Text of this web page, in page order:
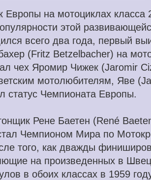
Европы на мотоциклах класса
этой
всего два года, первый
(Fritz Betzelbacher) на
чех Яромир Чижек (Jaromir
мотолюбителям, Яве
статус Чемпионата Европы.
Рене Баетен (René
Чемпионом Мира по
того, как дважды
на произведенных в
в обоих классах в 1959